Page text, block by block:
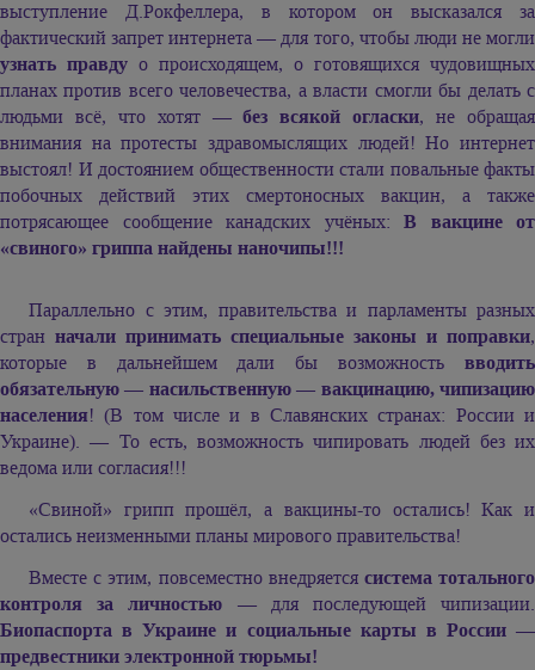
выступление Д.Рокфеллера, в котором он высказался за
фактический запрет интернета — для того, чтобы люди не могли
узнать правду о происходящем, о готовящихся чудовищных
планах против всего человечества, а власти смогли бы делать с
людьми всё, что хотят —без всякой огласки, не обращая
внимания на протесты здравомыслящих людей! Но интернет
выстоял! И достоянием общественности стали повальные факты
побочных действий этих смертоносных вакцин, а также
потрясающее сообщение канадских учёных: В вакцине от
«свиного» гриппа найдены наночипы!!!
Параллельно с этим, правительства и парламенты разных
стран начали принимать специальные законы и поправки,
которые в дальнейшем дали бы возможность вводить
обязательную — насильственную — вакцинацию, чипизацию
населения! (В том числе и в Славянских странах: России и
Украине). — То есть, возможность чипировать людей без их
ведома или согласия!!!
«Свиной» грипп прошёл, а вакцины-то остались! Как и
остались неизменными планы мирового правительства!
Вместе с этим, повсеместно внедряется система тотального
контроля за личностью — для последующей чипизации.
Биопаспорта в Украине и социальные карты в России —
предвестники электронной тюрьмы!